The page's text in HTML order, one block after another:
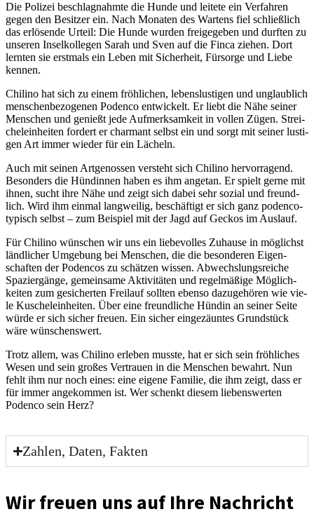
Die Poli­zei beschlag­nahm­te die Hun­de und lei­te­te ein Ver­fah­ren
gegen den Besit­zer ein. Nach Mona­ten des War­tens fiel schließ­lich
das erlö­sen­de Urteil: Die Hun­de wur­den frei­ge­ge­ben und durf­ten zu
unse­ren Insel­kol­le­gen Sarah und Sven auf die Fin­ca zie­hen. Dort
lern­ten sie erst­mals ein Leben mit Sicher­heit, Für­sor­ge und Lie­be
ken­nen.
Chi­li­no hat sich zu einem fröh­li­chen, lebens­lus­ti­gen und unglaub­lich
men­schen­be­zo­ge­nen Poden­co ent­wi­ckelt. Er liebt die Nähe sei­ner
Men­schen und genießt jede Auf­merk­sam­keit in vol­len Zügen. Strei­
chel­ein­hei­ten for­dert er char­mant selbst ein und sorgt mit sei­ner lus­ti­
gen Art immer wie­der für ein Lächeln.
Auch mit sei­nen Art­ge­nos­sen ver­steht sich Chi­li­no her­vor­ra­gend.
Beson­ders die Hün­din­nen haben es ihm ange­tan. Er spielt ger­ne mit
ihnen, sucht ihre Nähe und zeigt sich dabei sehr sozi­al und freund­
lich. Wird ihm ein­mal lang­wei­lig, beschäf­tigt er sich ganz poden­co­
ty­pisch selbst – zum Bei­spiel mit der Jagd auf Geckos im Aus­lauf.
Für Chi­li­no wün­schen wir uns ein lie­be­vol­les Zuhau­se in mög­lichst
länd­li­cher Umge­bung bei Men­schen, die die beson­de­ren Eigen­
schaf­ten der Poden­cos zu schät­zen wis­sen. Abwechs­lungs­rei­che
Spa­zier­gän­ge, gemein­sa­me Akti­vi­tä­ten und regel­mä­ßi­ge Mög­lich­
kei­ten zum gesi­cher­ten Frei­lauf soll­ten eben­so dazu­ge­hö­ren wie vie­
le Kuschel­ein­hei­ten. Über eine freund­li­che Hün­din an sei­ner Sei­te
wür­de er sich sicher freu­en. Ein sicher ein­ge­zäun­tes Grund­stück
wäre wün­schens­wert.
Trotz allem, was Chi­li­no erle­ben muss­te, hat er sich sein fröh­li­ches
Wesen und sein gro­ßes Ver­trau­en in die Men­schen bewahrt. Nun
fehlt ihm nur noch eines: eine eige­ne Fami­lie, die ihm zeigt, dass er
für immer ange­kom­men ist. Wer schenkt die­sem lie­bens­wer­ten
Poden­co sein Herz?
Zahlen, Daten, Fakten
Wir freuen uns auf Ihre Nachricht